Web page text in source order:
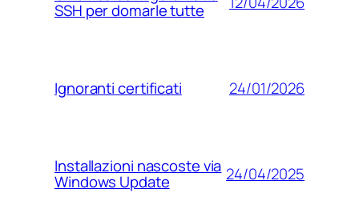
SSH per domarle tutte
Ignoranti certificati 24/01/2026
Installazioni nascoste via
Windows Update 24/04/2025